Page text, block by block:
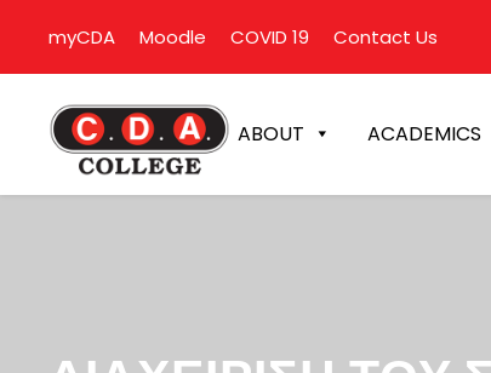
myCDA Moodle COVID 19 Contact Us
ABOUT ACADEMICS